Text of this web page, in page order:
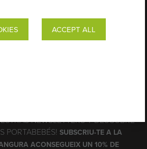
NEWSLETTERS Y DESCUBRE
PORTABEBÉS! SUBSCRIU-TE A LA
ACONSEGUEIX UN 10% DE
ACCEPT ALL